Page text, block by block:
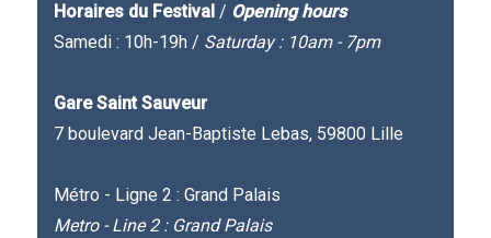
Horaires du Festival / Opening hours
Samedi : 10h-19h / Saturday : 10am - 7pm
Gare Saint Sauveur
7 boulevard Jean-Baptiste Lebas, 59800 Lille
Métro - Ligne 2 : Grand Palais
Metro - Line 2 : Grand Palais